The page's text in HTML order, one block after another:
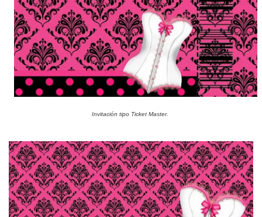
Invitación tipo Ticket Master.